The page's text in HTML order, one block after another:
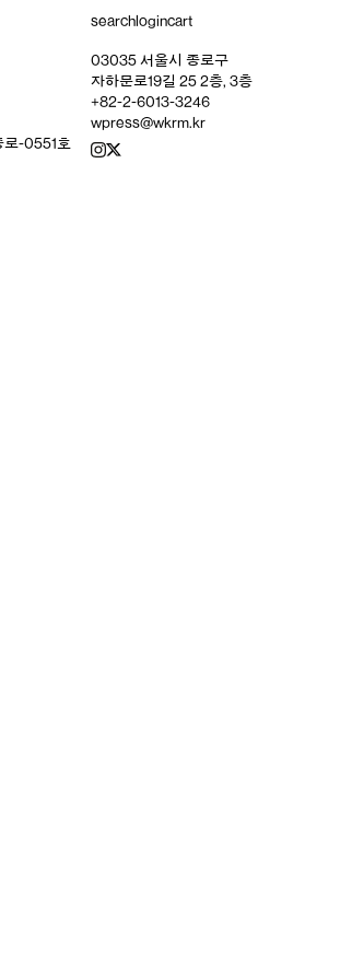
searchlogincart
로-0551호
03035 서울시 종로구
자하문로19길 25 2층, 3층
+82-2-6013-3246
wpress@wkrm.kr